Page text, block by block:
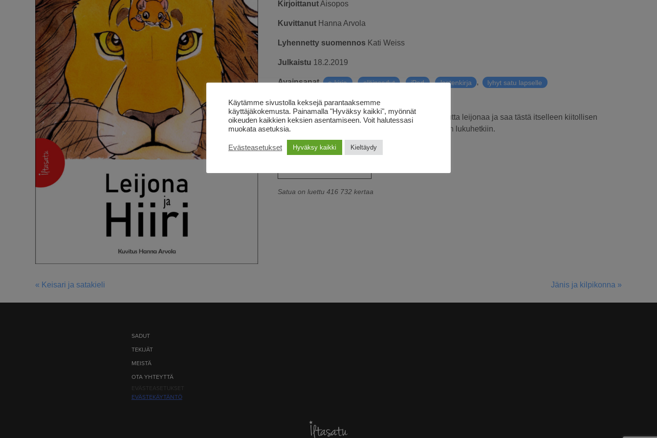
KirjoittanutAisopos
Kuvittanut Hanna Arvola
Lyhennetty suomennos Kati Weiss
Julkaistu 18.2.2019
Avainsanat e-kirja , eläinsadut , iPad , lastenkirja , lyhyt satu lapselle
Klassikkosadussa pieni hiiri auttaa pulaan joutunutta leijonaa ja saa tästä itselleen kiitollisen
ystävän. Lyhyt iltasatu sopii perheen pienimpienkin lukuhetkiin.
Satua on luettu 416 732 kertaa
ARTIKKELIEN
« Keisari ja satakieli Jänis ja kilpikonna »
SADUT
TEKIJÄT
MEISTÄ
OTA YHTEYTTÄ
EVÄSTEASETUKSET
EVÄSTEKÄYTÄNTÖ
Käytämme sivustolla keksejä parantaaksemme
käyttäjäkokemusta. Painamalla "Hyväksy kaikki", myönnät
oikeuden kaikkien keksien asentamiseen. Voit halutessasi
muokata asetuksia.
Evästeasetukset Hyväksy kaikki Kieltäydy